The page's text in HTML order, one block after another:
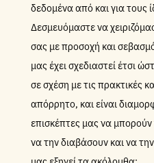
δεδομένα από και για τους
Δεσμευόμαστε να
σας με προσοχή και
μας έχει σχεδιαστεί έτσι
σε σχέση με τις πρακτικές
απόρρητο, και είναι
επισκέπτες μας να
να την διαβάσουν και να